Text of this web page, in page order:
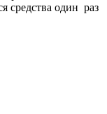
средства один раз